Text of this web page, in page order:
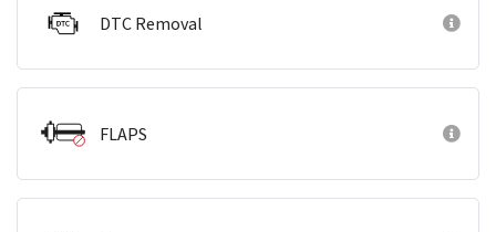
DTC Removal
FLAPS